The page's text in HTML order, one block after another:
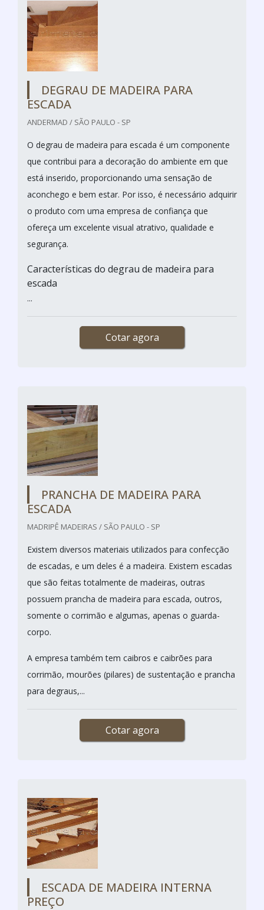
DEGRAU DE MADEIRA PARA
ESCADA
ANDERMAD / SÃO PAULO - SP
O degrau de madeira para escada é um componente
que contribui para a decoração do ambiente em que
está inserido, proporcionando uma sensação de
aconchego e bem estar. Por isso, é necessário adquirir
o produto com uma empresa de confiança que
ofereça um excelente visual atrativo, qualidade e
segurança.
Características do degrau de madeira para
escada
...
Cotar agora
PRANCHA DE MADEIRA PARA
ESCADA
MADRIPÊ MADEIRAS / SÃO PAULO - SP
Existem diversos materiais utilizados para confecção
de escadas, e um deles é a madeira. Existem escadas
que são feitas totalmente de madeiras, outras
possuem prancha de madeira para escada, outros,
somente o corrimão e algumas, apenas o guarda-
corpo.
A empresa também tem caibros e caibrões para
corrimão, mourões (pilares) de sustentação e prancha
para degraus,...
Cotar agora
ESCADA DE MADEIRA INTERNA
PREÇO